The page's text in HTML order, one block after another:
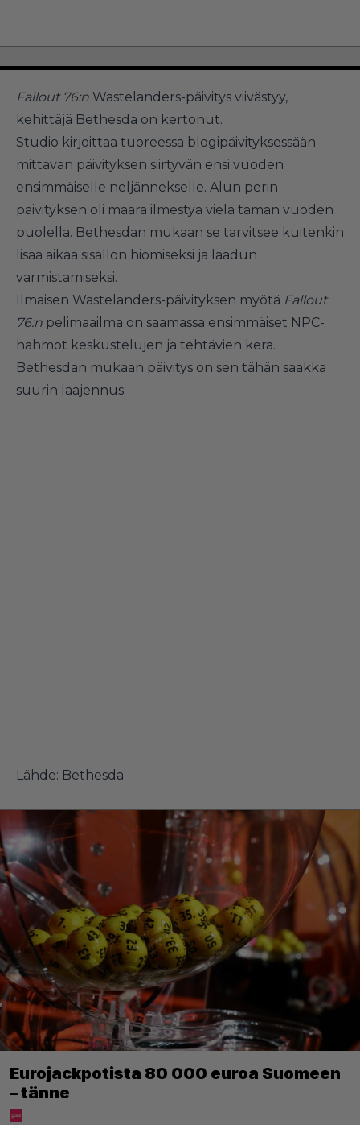
Fallout 76:n Wastelanders-päivitys viivästyy,
kehittäjä Bethesda on kertonut.
Studio kirjoittaa tuoreessa blogipäivityksessään
mittavan päivityksen siirtyvän ensi vuoden
ensimmäiselle neljännekselle. Alun perin
päivityksen oli määrä ilmestyä vielä tämän vuoden
puolella. Bethesdan mukaan se tarvitsee kuitenkin
lisää aikaa sisällön hiomiseksi ja laadun
varmistamiseksi.
Ilmaisen Wastelanders-päivityksen myötä Fallout
76:n pelimaailma on saamassa ensimmäiset NPC-
hahmot keskustelujen ja tehtävien kera.
Bethesdan mukaan päivitys on sen tähän saakka
suurin laajennus.
Lähde: Bethesda
Eurojackpotista 80 000 euroa Suomeen
– tänne